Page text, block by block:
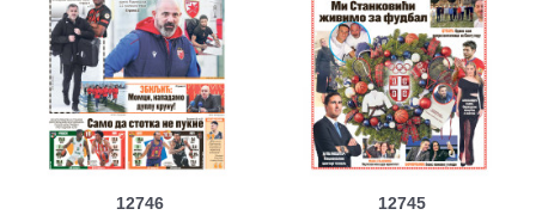
12746 12745